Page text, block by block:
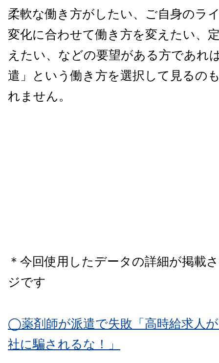
柔軟な働き方がしたい、ご自身のラ
変化に合わせて働き方を変えたい、
えたい、などの要望がある方であれ
遣」という働き方を選択して見るの
れません。
＊今回使用したデータの詳細が掲載
ジです
◯薬剤師が派遣で失敗「高時給求人
社に騙されるな！」